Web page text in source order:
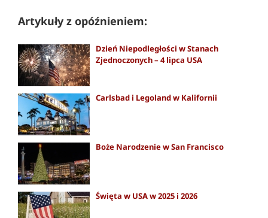
Artykuły z opóźnieniem:
Dzień Niepodległości w Stanach
Zjednoczonych – 4 lipca USA
Carlsbad i Legoland w Kalifornii
Boże Narodzenie w San Francisco
Święta w USA w 2025 i 2026